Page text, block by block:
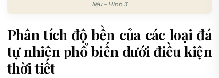
liệu – Hình 3
Phân tích độ bền của các loại đá
tự nhiên phổ biến dưới điều kiện
thời tiết